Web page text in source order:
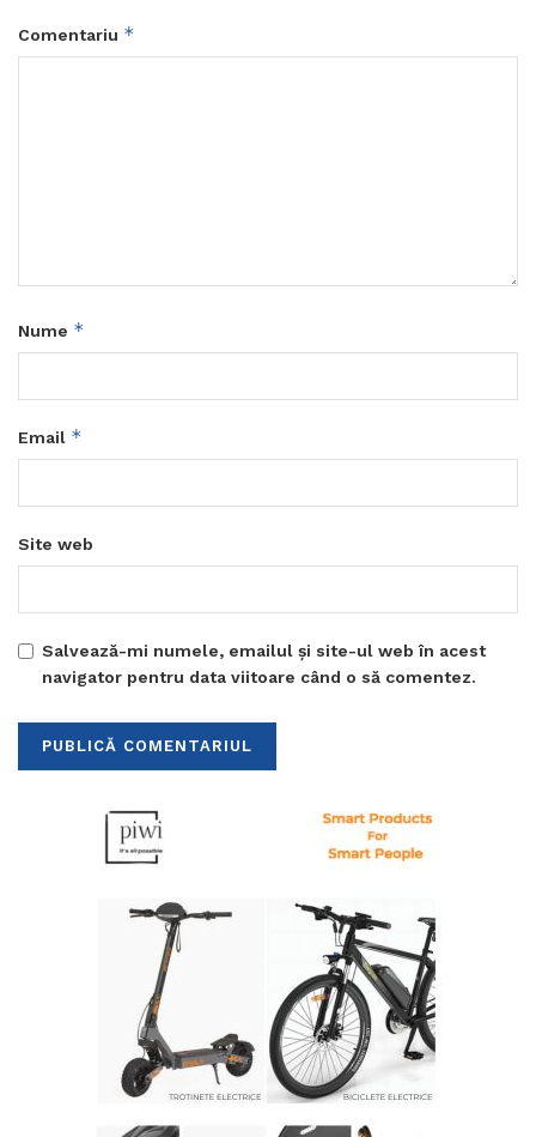
Comentariu *
Nume *
Email *
Site web
Salvează-mi numele, emailul și site-ul web în acest
navigator pentru data viitoare când o să comentez.